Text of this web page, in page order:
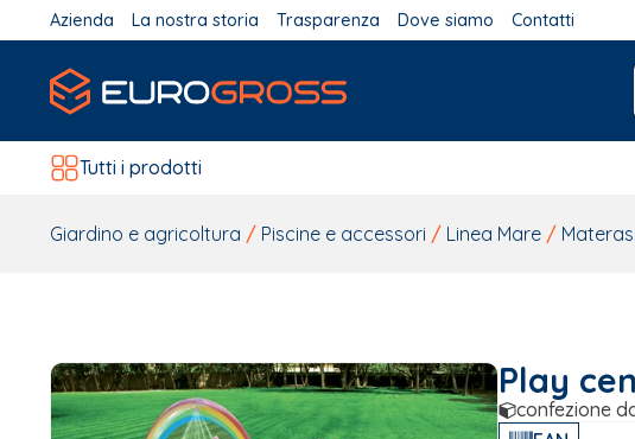
Azienda La nostra storia Trasparenza Dove siamo Contatti
Tutti i prodotti
Giardino e agricoltura / Piscine e accessori / Linea Mare /
Play
confezione